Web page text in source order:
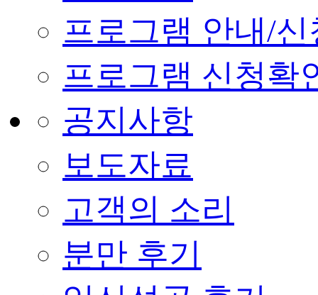
프로그램 안내/신
프로그램 신청확
공지사항
보도자료
고객의 소리
분만 후기